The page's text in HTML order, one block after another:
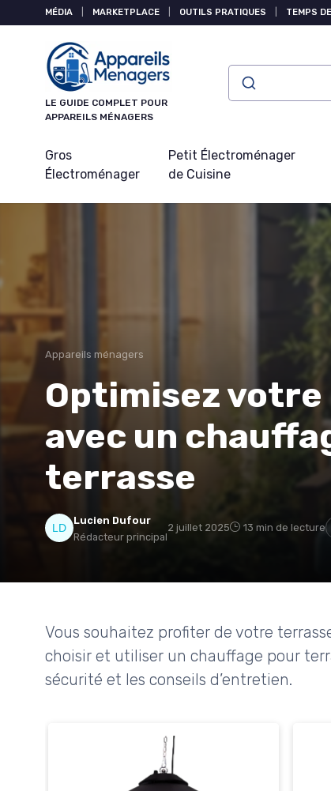
MÉDIA MARKETPLACE OUTILS PRATIQUES TEMPS
LE GUIDE COMPLET POUR
APPAREILS MÉNAGERS
Gros
Électroménager
Petit Électroménager
de Cuisine
Appareils ménagers
Optimisez
avec un
terrasse
Lucien Dufour
Rédacteur principal
2 juillet 2025 13 min de lecture
Vous souhaitez profiter de votre
choisir et utiliser un chauffage pour
sécurité et les conseils d’entretien.
Panneau de gestion des cookies